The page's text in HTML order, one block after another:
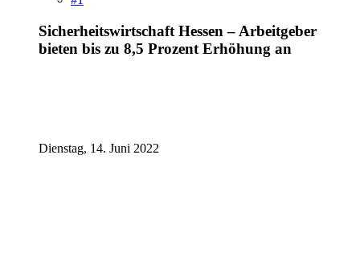
Sicherheitswirtschaft Hessen – Arbeitgeber
bieten bis zu 8,5 Prozent Erhöhung an
Dienstag, 14. Juni 2022